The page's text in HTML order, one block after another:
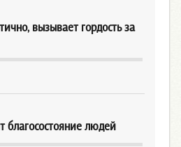
вызывает гордость за
благосостояние людей